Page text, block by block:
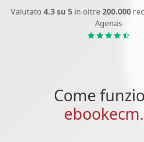
Valutato 4.3 su 5in oltre200.000
Agenas
Come